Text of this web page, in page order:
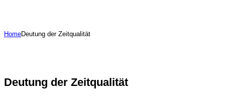
HomeDeutung der Zeitqualität
Deutung der Zeitqualität